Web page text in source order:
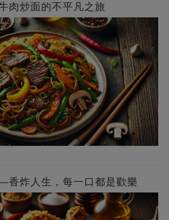
炒面的不平凡之旅
炸人生，每一口都是歡樂